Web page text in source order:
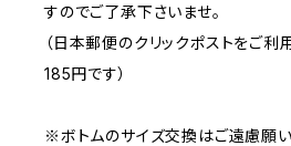
すのでご了承下さいませ。
（日本郵便のクリックポストをご
185円です）
※ボトムのサイズ交換はご遠慮願い